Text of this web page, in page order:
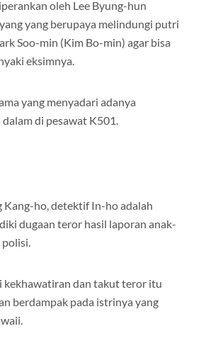
oleh Lee Byung-hun
yang berupaya melindungi putri
Soo-min (Kim Bo-min) agar bisa
eksimnya.
yang menyadari adanya
di pesawat K501.
Kang-ho, detektif In-ho adalah
dugaan teror hasil laporan anak-
kekhawatiran dan takut teror itu
berdampak pada istrinya yang